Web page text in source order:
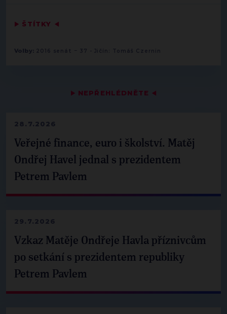
▶ NEPŘEHLÉDNĚTE ◀
28.7.2026
Veřejné finance, euro i školství. Matěj
Ondřej Havel jednal s prezidentem
Petrem Pavlem
29.7.2026
Vzkaz Matěje Ondřeje Havla příznivcům
po setkání s prezidentem republiky
Petrem Pavlem
▶ ŠTÍTKY ◀
Volby: 2016 senát - 37 - Jičín: Tomáš Czernin